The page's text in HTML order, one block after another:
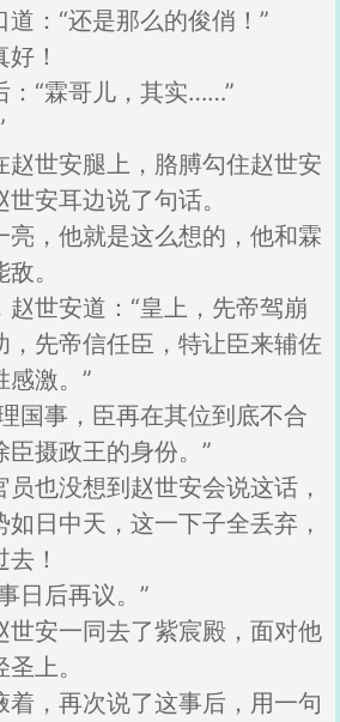
：“还是那么的俊俏！”
！
：“霖哥儿，其实……”
赵世安腿上，胳膊勾住赵世安
安耳边说了句话。
亮，他就是这么想的，他和霖
。
世安道：“皇上，先帝驾崩
，先帝信任臣，特让臣来辅佐
感激。”
国事，臣再在其位到底不合
摄政王的身份。”
也没想到赵世安会说这话，
日中天，这一下子全丢弃，
！
日后再议。”
世安一同去了紫宸殿，面对他
上。
着，再次说了这事后，用一句